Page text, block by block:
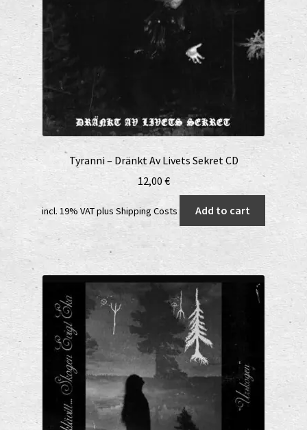
Tyranni – Dränkt Av Livets Sekret CD
12,00€
incl. 19% VATplus Shipping Costs Add to cart